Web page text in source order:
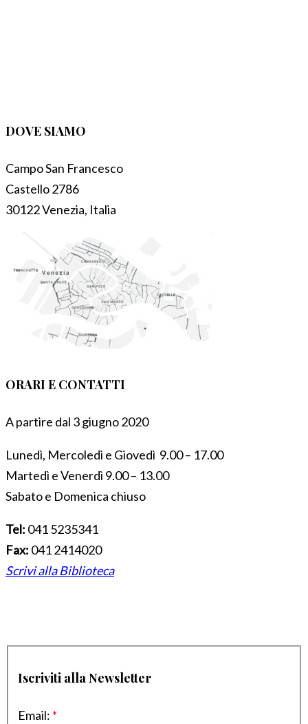
DOVE SIAMO
Campo San Francesco
Castello 2786
30122 Venezia, Italia
ORARI E CONTATTI
A partire dal 3 giugno 2020
Lunedì, Mercoledì e Giovedì 9.00 – 17.00
Martedì e Venerdì 9.00 – 13.00
Sabato e Domenica chiuso
Tel: 041 5235341
Fax: 041 2414020
Scrivi alla Biblioteca
Iscriviti alla Newsletter
Email: *